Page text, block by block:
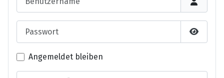
Angemeldet bleiben